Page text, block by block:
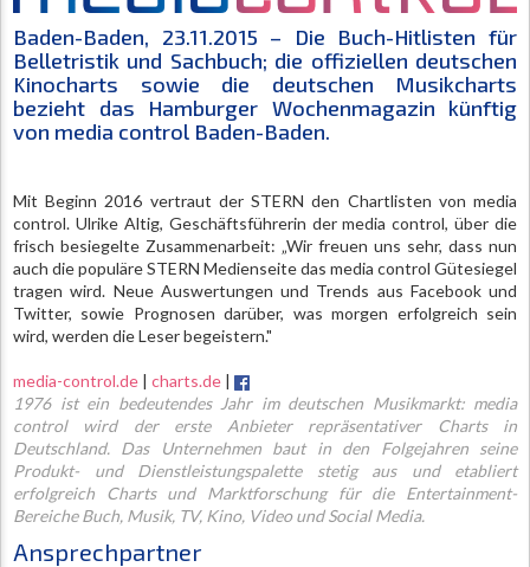
Baden-Baden, 23.11.2015 – Die Buch-Hitlisten für
Belletristik und Sachbuch; die offiziellen deutschen
Kinocharts sowie die deutschen Musikcharts
bezieht das Hamburger Wochenmagazin künftig
von media control Baden-Baden.
Mit Beginn 2016 vertraut der STERN den Chartlisten von media
control. Ulrike Altig, Geschäftsführerin der media control, über die
frisch besiegelte Zusammenarbeit: „Wir freuen uns sehr, dass nun
auch die populäre STERN Medienseite das media control Gütesiegel
tragen wird. Neue Auswertungen und Trends aus Facebook und
Twitter, sowie Prognosen darüber, was morgen erfolgreich sein
wird, werden die Leser begeistern."
media-control.de | charts.de |
1976 ist ein bedeutendes Jahr im deutschen Musikmarkt: media
control wird der erste Anbieter repräsentativer Charts in
Deutschland. Das Unternehmen baut in den Folgejahren seine
Produkt- und Dienstleistungspalette stetig aus und etabliert
erfolgreich Charts und Marktforschung für die Entertainment-
Bereiche Buch, Musik, TV, Kino, Video und Social Media.
Ansprechpartner